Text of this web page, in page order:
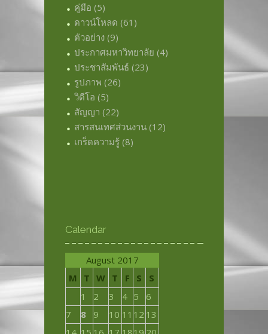
คู่มือ (5)
ดาวน์โหลด (61)
ตัวอย่าง (9)
ประกาศมหาวิทยาลัย (4)
ประชาสัมพันธ์ (23)
รูปภาพ (26)
วิดีโอ (5)
สัญญา (22)
สารสนเทศส่วนงาน (12)
เกร็ดความรู้ (8)
Calendar
August 2017
M
T W T F S
S
1
2 3 4 5
6
7
8 9 10 11 12 13